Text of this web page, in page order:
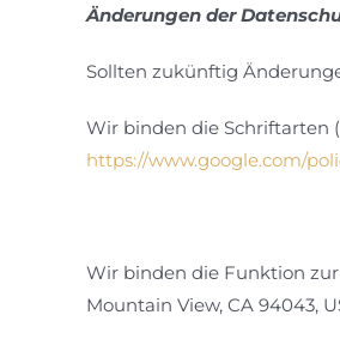
Änderungen der
Sollten zukünftig
Wir binden die Schriftarten
https://www.google.com/
Wir binden die Funktion zur
Mountain View, CA 94043,